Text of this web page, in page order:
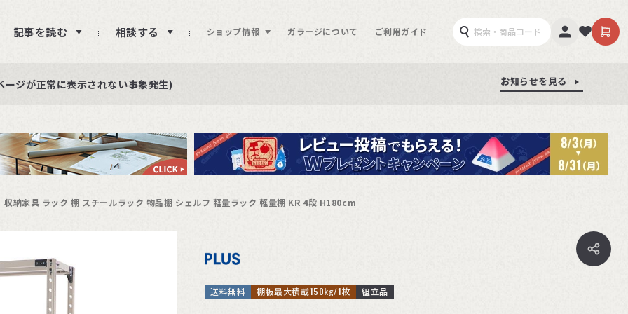
記事を読む 相談する ショップ情報 ガラージについて ご利用ガイド
投稿をお待ちしております お知らせを見る
お知らせを見る
ジが正常に表示されない事象発生) お知らせを見る
収納家具 ラック 棚 スチールラック 物品棚 シェルフ 軽量ラック 軽量棚 KR 4段 H180cm
送料無料 棚板最大積載150kg/1枚 組立品